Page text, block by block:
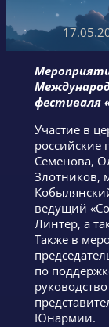
фестиваля
Участие в
российские
Семенова,
Злотников,
ведущий
Линтер, а
Также в
по
Юнармии.